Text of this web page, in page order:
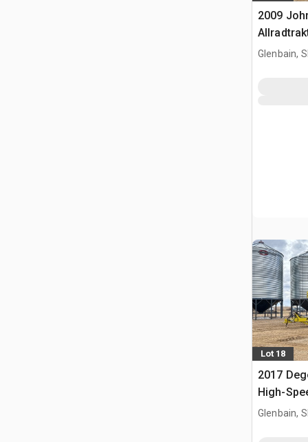
2009
Glenbain,
Lot 18
2017
High-
Glenbain,